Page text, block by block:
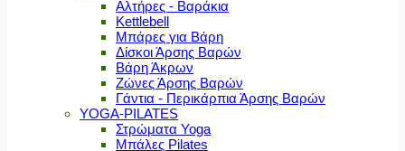
Αλτήρες - Βαράκια
Kettlebell
Μπάρες για Βάρη
Δίσκοι Άρσης Βαρών
Βάρη Άκρων
Ζώνες Άρσης Βαρών
Γάντια - Περικάρπια Άρσης Βαρών
YOGA-PILATES
Στρώματα Yoga
Μπάλες Pilates